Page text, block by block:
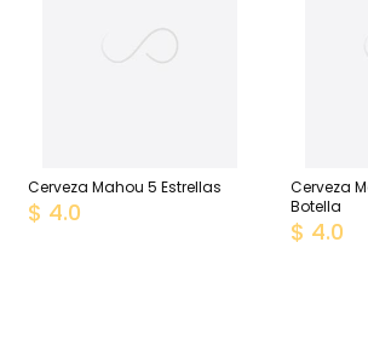
Cerveza Mahou 5 Estrellas
$ 4.0
Cerveza
Botella
$ 4.0